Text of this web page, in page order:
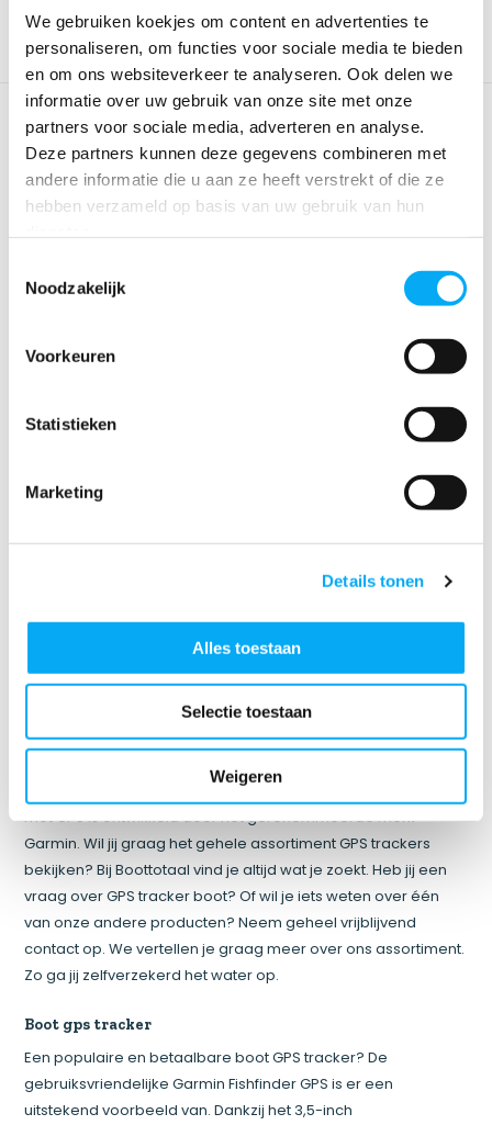
We gebruiken koekjes om content en advertenties te
personaliseren, om functies voor sociale media te bieden
en om ons websiteverkeer te analyseren. Ook delen we
informatie over uw gebruik van onze site met onze
partners voor sociale media, adverteren en analyse.
Deze partners kunnen deze gegevens combineren met
andere informatie die u aan ze heeft verstrekt of die ze
hebben verzameld op basis van uw gebruik van hun
Noodzakelijk
Voorkeuren
Statistieken
Marketing
Details tonen
Alles toestaan
Selectie toestaan
Weigeren
Minn Kota MKR MDI 2 HELIX
€ 47,95
GPS tracker boot
Met een GPS tracker boot vergeet je nooit meer jouw
prijscategorieën. Alle GPS-systemen zijn zorgvuldig door ons
geselecteerd, zodat je verzekerd bent van kwaliteit. Vis
lokaliseren? Met de STRIKER 4 Fishfinder is het kinderspel.
Jouw favoriete visstekken, aanlegsteigers en ligplaatsen,
markeer je tevens eenvoudig, zodat je deze op een later
moment vliegensvlug weer terugvindt. De STRIKER 4 Fishfinder
met GPS is ontwikkeld door het gerenommeerde merk
Garmin. Wil jij graag het gehele assortiment GPS trackers
bekijken? Bij Boottotaal vind je altijd wat je zoekt. Heb jij een
vraag over GPS tracker boot? Of wil je iets weten over één
van onze andere producten? Neem geheel vrijblijvend
contact op. We vertellen je graag meer over ons assortiment.
Zo ga jij zelfverzekerd het water op.
Boot gps tracker
Een populaire en betaalbare boot GPS tracker? De
gebruiksvriendelijke Garmin Fishfinder GPS is er een
uitstekend voorbeeld van. Dankzij het 3,5-inch